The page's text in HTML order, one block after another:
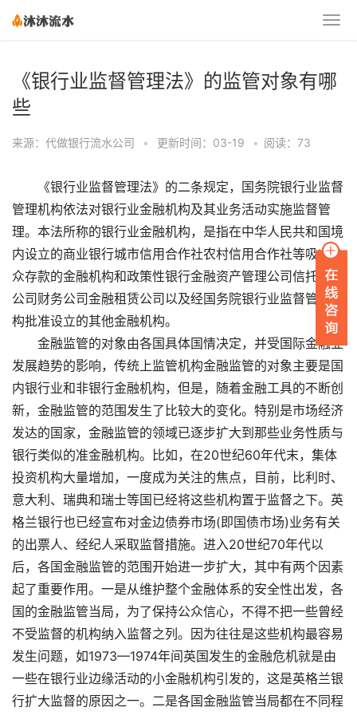
《银行业监督管理法》的监管对象有哪
些
来源：代做银行流水公司 • 更新时间：03-19 • 阅读：73
《银行业监督管理法》的二条规定，国务院银行业监督
管理机构依法对银行业金融机构及其业务活动实施监督管
理。本法所称的银行业金融机构，是指在中华人民共和国境
内设立的商业银行城市信用合作社农村信用合作社等吸收公
众存款的金融机构和政策性银行金融资产管理公司信托投资
公司财务公司金融租赁公司以及经国务院银行业监督管理机
构批准设立的其他金融机构。
金融监管的对象由各国具体国情决定，并受国际金融业
发展趋势的影响，传统上监管机构金融监管的对象主要是国
内银行业和非银行金融机构，但是，随着金融工具的不断创
新，金融监管的范围发生了比较大的变化。特别是市场经济
发达的国家，金融监管的领域已逐步扩大到那些业务性质与
银行类似的准金融机构。比如，在20世纪60年代末，集体
投资机构大量增加，一度成为关注的焦点，目前，比利时、
意大利、瑞典和瑞士等国已经将这些机构置于监督之下。英
格兰银行也已经宣布对金边债券市场(即国债市场)业务有关
的出票人、经纪人采取监督措施。进入20世纪70年代以
后，各国金融监管的范围开始进一步扩大，其中有两个因素
起了重要作用。一是从维护整个金融体系的安全性出发，各
国的金融监管当局，为了保持公众信心，不得不把一些曾经
不受监督的机构纳入监督之列。因为往往是这些机构最容易
发生问题，如1973—1974年间英国发生的金融危机就是由
一些在银行业边缘活动的小金融机构引发的，这是英格兰银
行扩大监督的原因之一。二是各国金融监管当局都在不同程